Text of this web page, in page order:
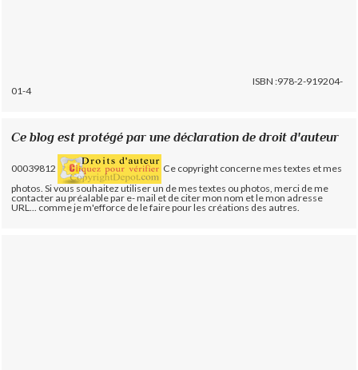
ISBN :978-2-919204-
01-4
Ce blog est protégé par une déclaration de droit d'auteur
00039812
Ce copyright concerne mes textes et mes
photos. Si vous souhaitez utiliser un de mes textes ou photos, merci de me
contacter au préalable par e- mail et de citer mon nom et le mon adresse
URL... comme je m'efforce de le faire pour les créations des autres.